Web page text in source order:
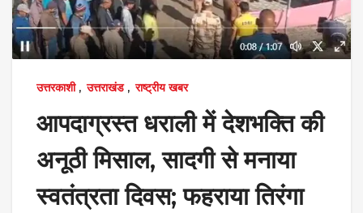
उत्तरकाशी, उत्तराखंड, राष्ट्रीय खबर
आपदाग्रस्‍त धराली में देशभक्ति की
अनूठी मिसाल, सादगी से मनाया
स्‍वतंत्रता दिवस; फहराया तिरंगा